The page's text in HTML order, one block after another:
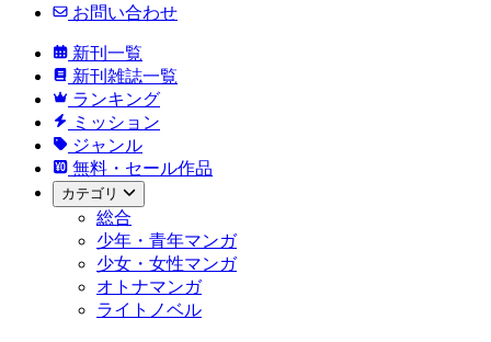
お問い合わせ
新刊一覧
新刊雑誌一覧
ランキング
ミッション
ジャンル
無料・セール作品
カテゴリ
総合
少年・青年マンガ
少女・女性マンガ
オトナマンガ
ライトノベル